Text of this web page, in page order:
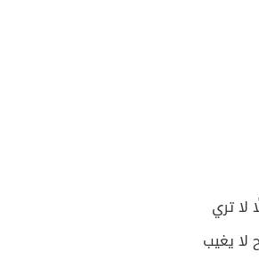
لا تري
لا يغيب